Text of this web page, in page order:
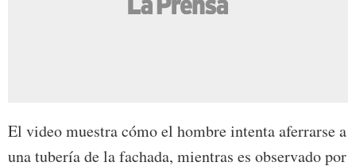
El video muestra cómo el hombre intenta aferrarse a
una tubería de la fachada, mientras es observado por